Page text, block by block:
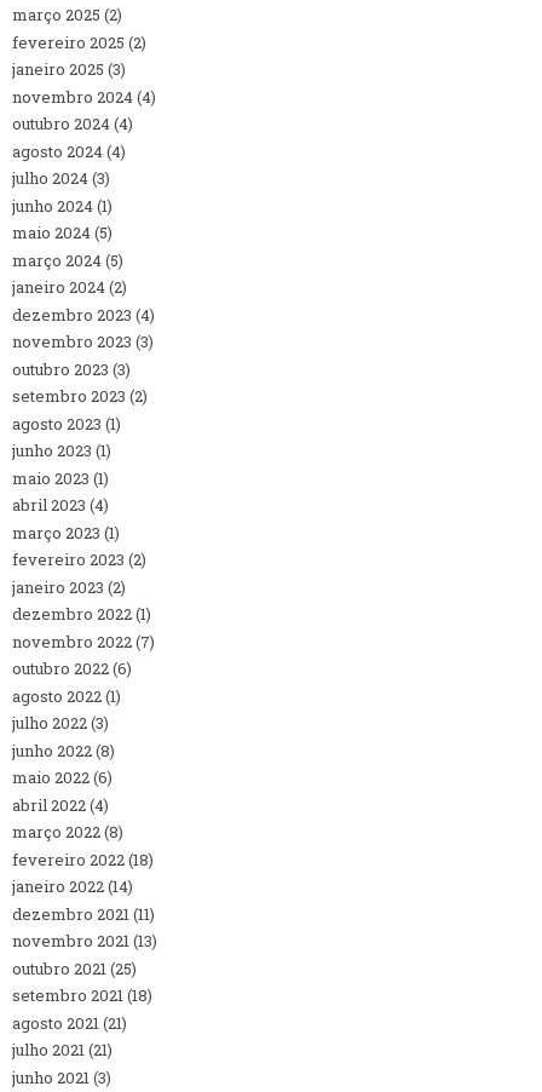
março 2025 (2)
fevereiro 2025 (2)
janeiro 2025 (3)
novembro 2024(4)
outubro 2024(4)
agosto 2024(4)
julho 2024(3)
junho 2024(1)
maio 2024(5)
março 2024(5)
janeiro 2024(2)
dezembro 2023 (4)
novembro 2023 (3)
outubro 2023 (3)
setembro 2023 (2)
agosto 2023 (1)
junho 2023 (1)
maio 2023 (1)
abril 2023 (4)
março 2023 (1)
fevereiro 2023 (2)
janeiro 2023 (2)
dezembro 2022(1)
novembro 2022(7)
outubro 2022(6)
agosto 2022(1)
julho 2022(3)
junho 2022(8)
maio 2022(6)
abril 2022(4)
março 2022(8)
fevereiro 2022(18)
janeiro 2022(14)
dezembro 2021(11)
novembro 2021(13)
outubro 2021(25)
setembro 2021(18)
agosto 2021(21)
julho 2021(21)
junho 2021(3)